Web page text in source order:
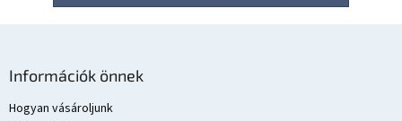
Információk önnek
Hogyan vásároljunk